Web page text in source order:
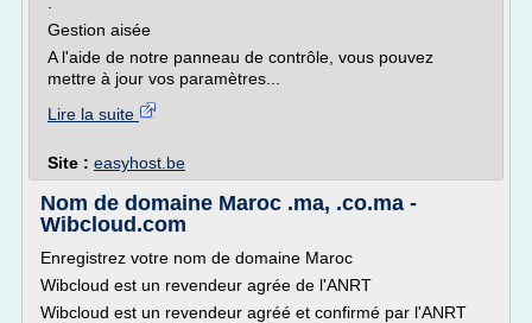
Gestion aisée
A l'aide de notre panneau de contrôle, vous pouvez
mettre à jour vos paramètres...
Lire la suite
Site : easyhost.be
Nom de domaine Maroc .ma, .co.ma -
Wibcloud.com
Enregistrez votre nom de domaine Maroc
Wibcloud est un revendeur agrée de l'ANRT
Wibcloud est un revendeur agréé et confirmé par l'ANRT